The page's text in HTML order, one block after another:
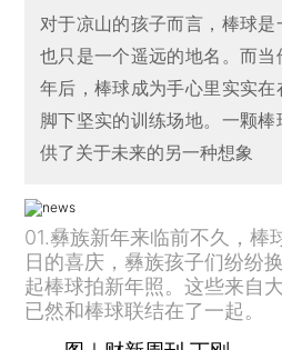
对于凉山的孩子而言，棒球
也只是一个遥远的地名。而
年后，棒球成为手心里实实
脚下坚实的训练场地。一颗
供了关于未来的另一种想象
01.彝族新年来临前不久，棒
日的喜庆，彝族孩子们纷纷
起棒球拍新年照。这些来自
已然和棒球联结在了一起。